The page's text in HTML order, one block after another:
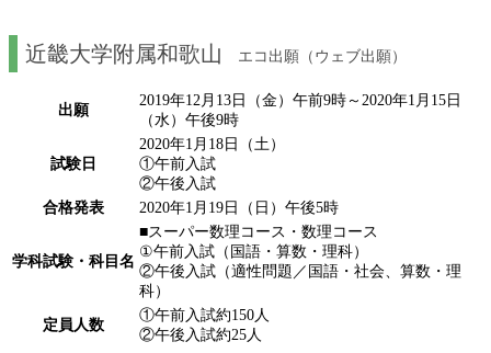
近畿大学附属和歌山 エコ出願（ウェブ出願）
出願
2019年12月13日（金）午前9時～2020年1月15日
（水）午後9時
試験日
2020年1月18日（土）
①午前入試
②午後入試
合格発表
2020年1月19日（日）午後5時
学科試験・科目名
■スーパー数理コース・数理コース
①午前入試（国語・算数・理科）
②午後入試（適性問題／国語・社会、算数・理
科）
定員人数
①午前入試約150人
②午後入試約25人